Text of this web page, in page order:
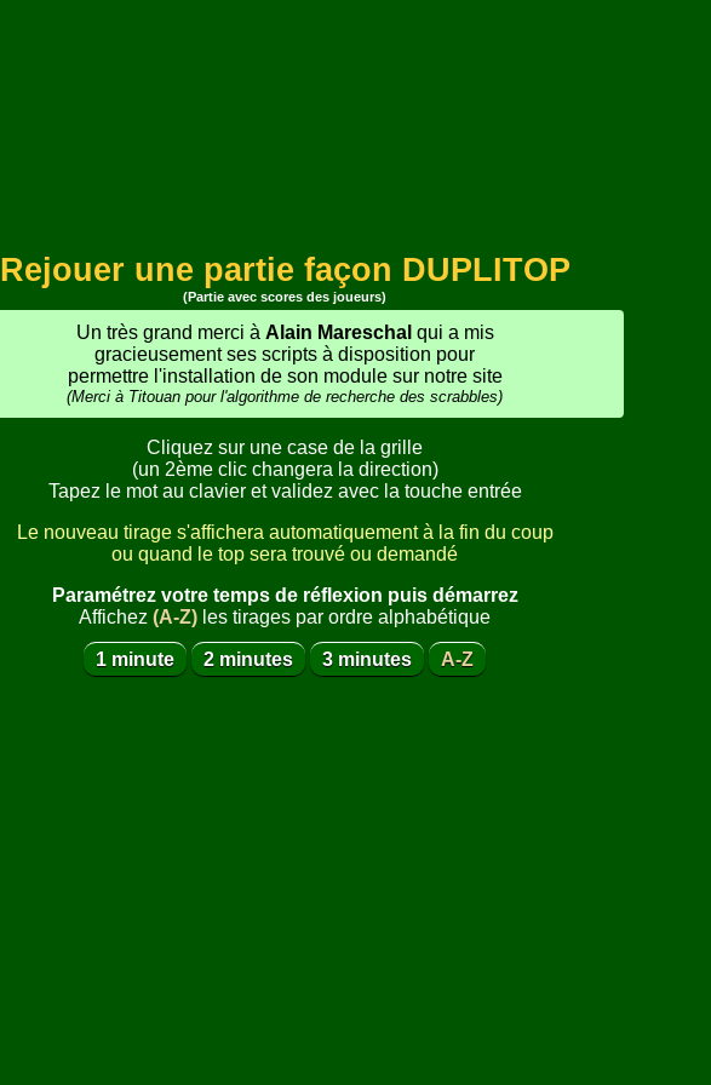
Rejouer une partie façon DUPLITOP
(Partie avec scores des joueurs)
Un très grand merci à Alain Mareschal qui a mis
gracieusement ses scripts à disposition pour
permettre l'installation de son module sur notre site
(Merci à Titouan pour l'algorithme de recherche des scrabbles)
Cliquez sur une case de la grille
(un 2ème clic changera la direction)
Tapez le mot au clavier et validez avec la touche entrée
Le nouveau tirage s'affichera automatiquement à la fin du coup
ou quand le top sera trouvé ou demandé
Paramétrez votre temps de réflexion puis démarrez
Affichez (A-Z) les tirages par ordre alphabétique
1 minute 2 minutes 3 minutes A-Z